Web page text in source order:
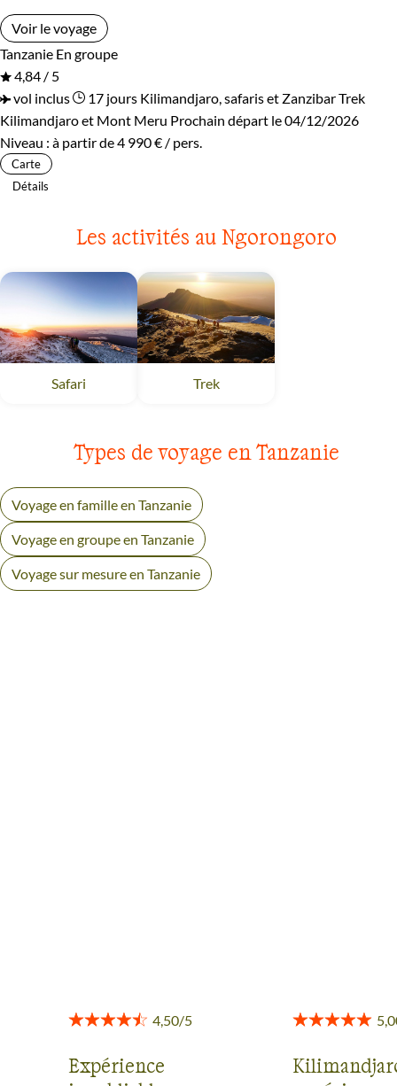
Voir le voyage
Tanzanie En groupe
4,84 / 5
vol inclus
17 jours Kilimandjaro, safaris et ZanzibarTrek
Kilimandjaro et Mont Meru Prochain départ le 04/12/2026
Niveau : à partir de4 990 € / pers.
Carte
Détails
Les activités au Ngorongoro
Safari TrekNgorongoro
Types de voyage en Tanzanie
Voyage en famille en Tanzanie
Voyage en groupe en Tanzanie
Voyage sur mesure en Tanzanie
Expérience